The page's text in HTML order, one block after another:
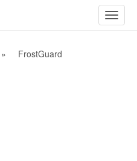
ein-/
FrostGuard